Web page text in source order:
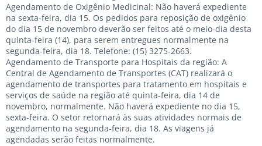
Agendamento de Oxigênio Medicinal: Não haverá expediente
na sexta-feira, dia 15. Os pedidos para reposição de oxigênio
do dia 15 de novembro deverão ser feitos até o meio-dia desta
quinta-feira (14), para serem entregues normalmente na
segunda-feira, dia 18. Telefone: (15) 3275-2663.
Agendamento de Transporte para Hospitais da região: A
Central de Agendamento de Transportes (CAT) realizará o
agendamento de transportes para tratamento em hospitais e
serviços de saúde na região até quinta-feira, dia 14 de
novembro, normalmente. Não haverá expediente no dia 15,
sexta-feira. O setor retornará às suas atividades normais de
agendamento na segunda-feira, dia 18. As viagens já
agendadas serão feitas normalmente.